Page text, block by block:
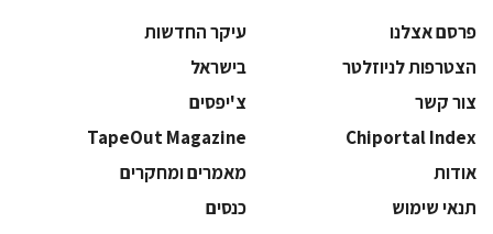
פרסם אצלנו
עיקר החדשות
הצטרפות לניוזלטר
בישראל
צור קשר
צ'יפסים
Chiportal Index
TapeOut Magazine
אודות
מאמרים ומחקרים
תנאי שימוש
כנסים